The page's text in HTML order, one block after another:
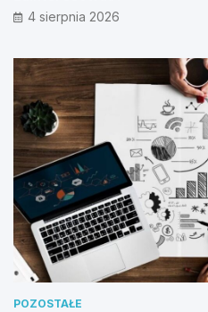
4 sierpnia 2026
POZOSTAŁE